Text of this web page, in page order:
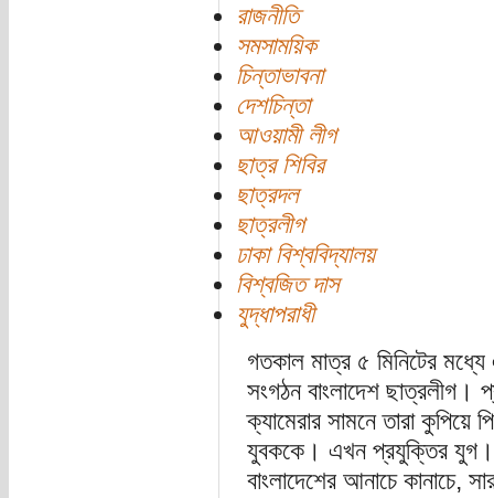
রাজনীতি
সমসাময়িক
চিন্তাভাবনা
দেশচিন্তা
আওয়ামী লীগ
ছাত্র শিবির
ছাত্রদল
ছাত্রলীগ
ঢাকা বিশ্ববিদ্যালয়
বিশ্বজিত দাস
যুদ্ধাপরাধী
গতকাল মাত্র ৫ মিনিটের মধ্যে
সংগঠন বাংলাদেশ ছাত্রলীগ।
ক্যামেরার সামনে তারা কুপিয়ে
যুবককে। এখন প্রযুক্তির
বাংলাদেশের আনাচে কানাচে,